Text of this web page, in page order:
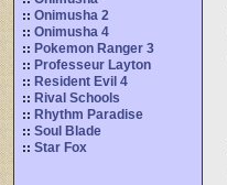
:: Onimusha 2
:: Onimusha 4
:: Pokemon Ranger 3
:: Professeur Layton
:: Resident Evil 4
:: Rival Schools
:: Rhythm Paradise
:: Soul Blade
:: Star Fox